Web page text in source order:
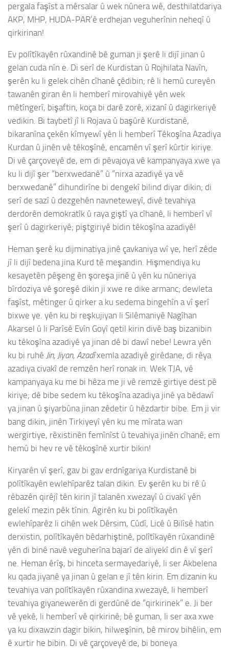
pergala faşîst a mêrsalar û wek nûnera wê, desthilatdariya
AKP, MHP, HUDA-PAR’ê erdhejan veguherînin neheqî û
qirkirinan!
Ev polîtîkayên rûxandinê bê guman ji şerê li dijî jinan û
gelan cuda nîn e. Di serî de Kurdistan û Rojhilata Navîn,
şerên ku li gelek cihên cîhanê çêdibin; rê li hemû cureyên
tawanên giran ên li hemberî mirovahiyê yên wek
mêtîngerî, bişaftin, koça bi darê zorê, xizanî û dagirkeriyê
vedikin. Bi taybetî jî li Rojava û başûrê Kurdistanê,
bikaranîna çekên kîmyewî yên li hemberî Têkoşîna Azadiya
Kurdan û jinên vê têkoşînê, encamên vî şerî kûrtir kiriye.
Di vê çarçoveyê de, em di pêvajoya vê kampanyaya xwe ya
ku li dijî şer “berxwedanê” û “nirxa azadiyê ya vê
berxwedanê” dihundirîne bi dengekî bilind diyar dikin; di
serî de sazî û dezgehên navneteweyî, divê tevahiya
derdorên demokratîk û raya giştî ya cîhanê, li hemberî vî
şerî û dagirkeriyê; piştgiriyê bidin têkoşîna azadiyê!
Heman şerê ku dijminatiya jinê çavkaniya wî ye, herî zêde
jî li dijî bedena jina Kurd tê meşandin. Hişmendiya ku
kesayetên pêşeng ên şoreşa jinê û yên ku nûneriya
bîrdoziya vê şoreşê dikin ji xwe re dike armanc; dewleta
faşîst, mêtinger û qirker a ku sedema bingehîn a vî şerî
bixwe ye. yên ku bi reşkujiyan li Silêmaniyê Nagîhan
Akarsel û li Parîsê Evîn Goyî qetil kirin divê baş bizanibin
ku têkoşîna azadiyê ya jinan dê bi dawî nebe! Lewra yên
ku bi ruhê Jin, Jiyan, Azadîxemla azadiyê girêdane, di rêya
azadiya civakî de remzên herî ronak in. Wek TJA, vê
kampanyaya ku me bi hêza me ji vê remzê girtiye dest pê
kiriye; dê bibe sedem ku têkoşîna azadiya jinê ya bêdawî
ya jinan û şiyarbûna jinan zêdetir û hêzdartir bibe. Em ji vir
bang dikin, jinên Tirkiyeyî yên ku me mîrata wan
wergirtiye, rêxistinên femînîst û tevahiya jinên cîhanê; em
hemû bi hev re vê têkoşînê xurtir bikin!
Kiryarên vî şerî, gav bi gav erdnîgariya Kurdistanê bi
polîtîkayên ewlehîparêz talan dikin. Ev şerên ku bi rê û
rêbazên qirêjî tên kirin jî talanên xwezayî û civakî yên
gelekî mezin pêk tînin. Agirên ku bi polîtîkayên
ewlehîparêz li cihên wek Dêrsim, Cûdî, Licê û Bilîsê hatin
derxistin, polîtîkayên bêdarhiştinê, polîtîkayên rûxandinê
yên di binê navê veguherîna bajarî de aliyekî din ê vî şerî
ne. Heman êrîş, bi hinceta sermayedariyê, li ser Akbelena
ku qada jiyanê ya jinan û gelan e jî tên kirin. Em dizanin ku
tevahiya van polîtîkayên rûxandina xwezayê, li hemberî
tevahiya giyanewerên di gerdûnê de “qirkirinek” e. Ji ber
vê yekê, li hemberî vê qirkirinê; bê guman, li ser axa xwe
ya ku dixawzin dagir bikin, hilweşînin, bê mirov bihêlin, em
ê xurtir he bibin. Di vê çarçoveyê de, bi boneya